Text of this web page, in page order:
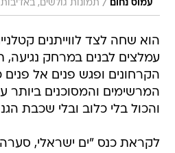
הוא שחה לצד לווייתנים
הקרחונים ופגש פנים אל
המרשימים והמסוכנים ביותר
והכול בלי כלוב ובלי שכבת
לקראת כנס "ים ישראלי, סערה
הבינלאומי
(8 ביוני), פותח